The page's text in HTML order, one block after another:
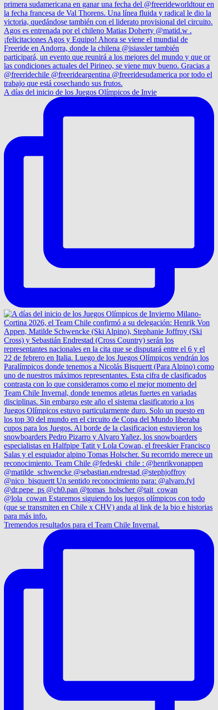
A días del inicio de los Juegos Olímpicos de Invie
Tremendos resultados para el Team Chile Invernal.